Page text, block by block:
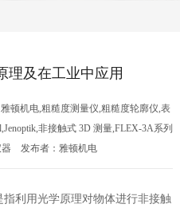
理及在工业中应用
顿机电,粗糙度测量仪,粗糙度轮廓仪,表
非接触式 3D 测量,FLEX-3A系列
器 发布者：雅顿机电
指利用光学原理对物体进行非接触